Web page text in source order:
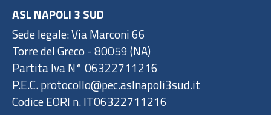
ASL NAPOLI 3 SUD
Sede legale: Via Marconi 66
Torre del Greco - 80059 (NA)
Partita Iva N° 06322711216
P.E.C. protocollo@pec.aslnapoli3sud.it
Codice EORI n. IT06322711216